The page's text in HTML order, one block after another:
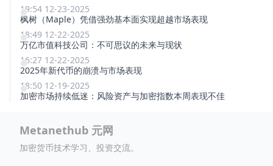
19:54 12-23-2025
枫树（Maple）凭借强劲基本面实现超越市场表现
18:49 12-22-2025
万亿市值科技公司：不可思议的未来与现状
16:27 12-22-2025
2025年新代币的崩溃与市场表现
18:50 12-19-2025
加密市场持续低迷：风险资产与加密指数本周表现不佳
Metanethub 元网
加密货币技术学习、投资交流。